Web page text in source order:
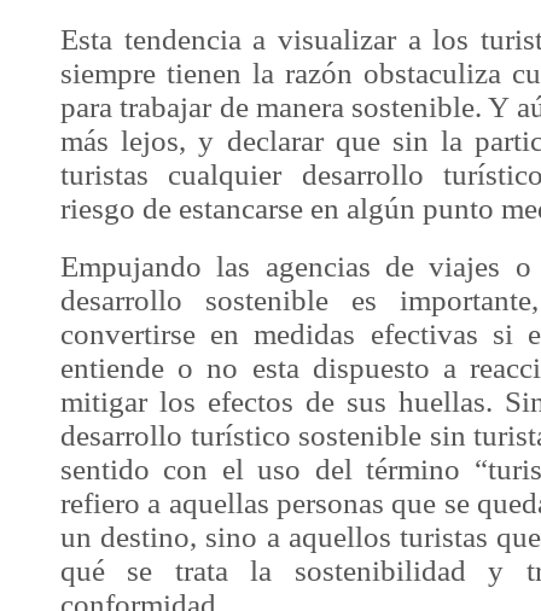
Esta tendencia a visualizar a los
siempre tienen la razón obstaculiza
para trabajar de manera sostenible. Y
más lejos, y declarar que sin la
turistas cualquier desarrollo
riesgo de estancarse en algún punto
Empujando las agencias de viajes
desarrollo sostenible es
convertirse en medidas efectivas si
entiende o no esta dispuesto a
mitigar los efectos de sus huellas.
desarrollo turístico sostenible sin
sentido con el uso del término
refiero a aquellas personas que se
un destino, sino a aquellos turistas
qué se trata la sostenibilidad y